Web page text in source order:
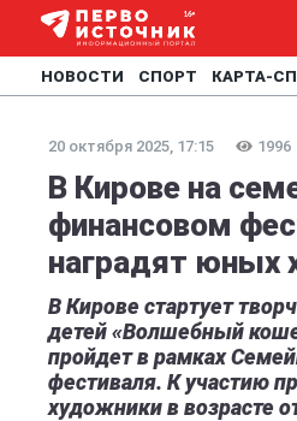
НОВОСТИ СПОРТ КАРТА-
20 октября 2025, 17:15 1996
В Кирове на
финансовом
наградят юных
В Кирове стартует
детей «Волшебный
пройдет в рамках
фестиваля. К участию
художники в возрасте